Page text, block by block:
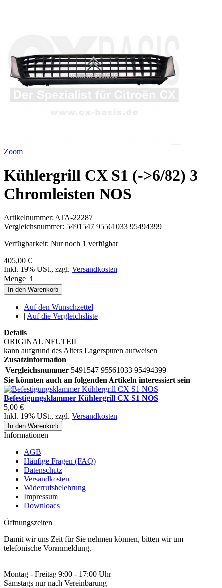
Zoom
Kühlergrill CX S1 (->6/82) 3
Chromleisten NOS
Artikelnummer: ATA-22287
Vergleichsnummer: 5491547 95561033 95494399
Verfügbarkeit: Nur noch 1 verfügbar
405,00 €
Inkl. 19% USt., zzgl. Versandkosten
Menge
In den Warenkorb
Auf den Wunschzettel
| Auf die Vergleichsliste
Details
ORIGINAL NEUTEIL
kann aufgrund des Alters Lagerspuren aufweisen
Zusatzinformation
Vergleichsnummer 5491547 95561033 95494399
Sie könnten auch an folgenden Artikeln interessiert sein
Befestigungsklammer Kühlergrill CX S1 NOS
5,00 €
Inkl. 19% USt., zzgl. Versandkosten
In den Warenkorb
Informationen
AGB
Häufige Fragen (FAQ)
Datenschutz
Versandkosten
Widerrufsbelehrung
Impressum
Downloads
Öffnungszeiten
Damit wir uns Zeit für Sie nehmen können, bitten wir um
telefonische Voranmeldung.
Montag - Freitag 9:00 - 17:00 Uhr
Samstags nur nach Vereinbarung